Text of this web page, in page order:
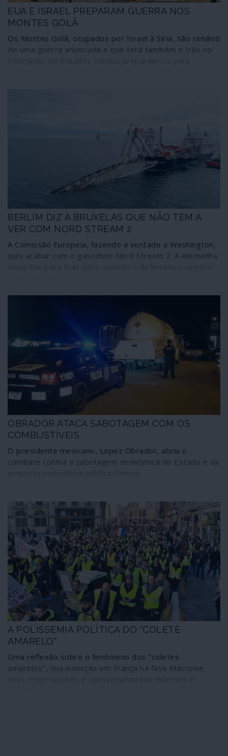
EUA E ISRAEL PREPARAM GUERRA NOS
MONTES GOLÃ
Os Montes Golã, ocupados por Israel à Síria, são cenário
de uma guerra anunciada e que terá também o Irão no
detonador de nova fase da guerra contra a Síria, que os
Estados Unidos e Israel desejarão estender contra o
BERLIM DIZ A BRUXELAS QUE NÃO TEM A
VER COM NORD STREAM 2
A Comissão Europeia, fazendo a vontade a Washington,
quis acabar com o gasoduto Nord Stream 2. A Alemanha
OBRADOR ATACA SABOTAGEM COM OS
COMBUSTÍVEIS
O presidente mexicano, Lopez Obrador, abriu o
combate contra a sabotagem económica do Estado e da
A POLISSEMIA POLÍTICA DO "COLETE
AMARELO"
Uma reflexão sobre o fenómeno dos "coletes
amarelos", sua inserção em França na fase Macronie,